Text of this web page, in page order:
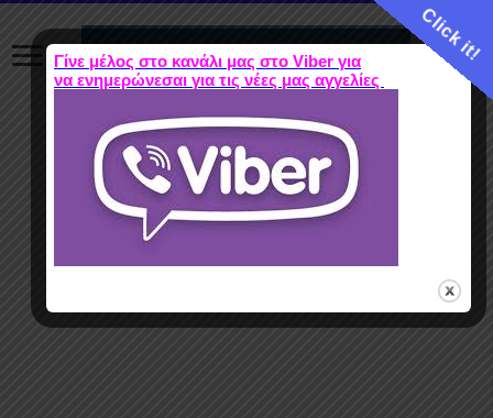
Click it!
Γίνε μέλος στο κανάλι μας στο Viber για
να ενημερώνεσαι για τις νέες μας αγγελίες